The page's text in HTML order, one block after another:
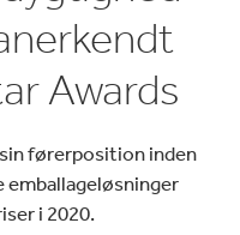
Awards
førerposition inden
i 2020.